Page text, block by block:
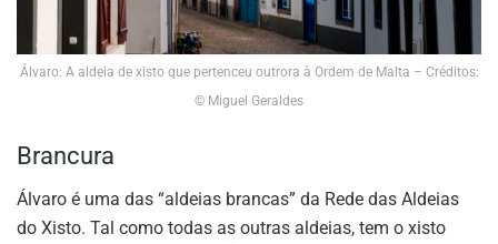
Álvaro: A aldeia de xisto que pertenceu outrora à Ordem de Malta – Créditos:
© Miguel Geraldes
Brancura
Álvaro é uma das “aldeias brancas” da Rede das Aldeias
do Xisto. Tal como todas as outras aldeias, tem o xisto